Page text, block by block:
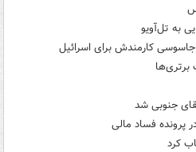
به تل‌آویو
جاسوسی کارمندش برای اسرائیل
برتری‌ها
جنوبی شد
پرونده فساد مالی
کرد